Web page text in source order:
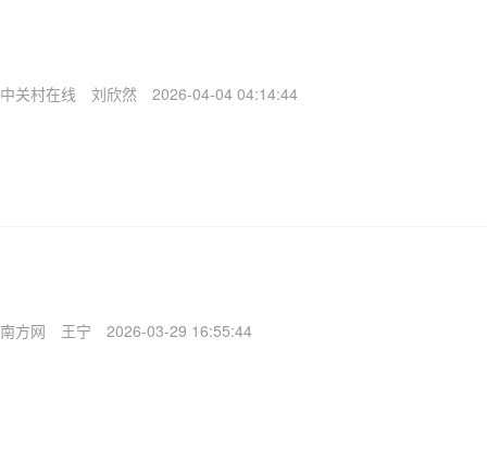
中关村在线 刘欣然 2026-04-04 04:14:44
南方网 王宁 2026-03-29 16:55:44